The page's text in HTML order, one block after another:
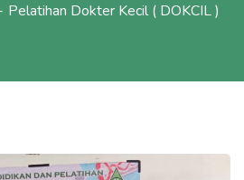
Pelatihan Dokter Kecil ( DOKCIL )